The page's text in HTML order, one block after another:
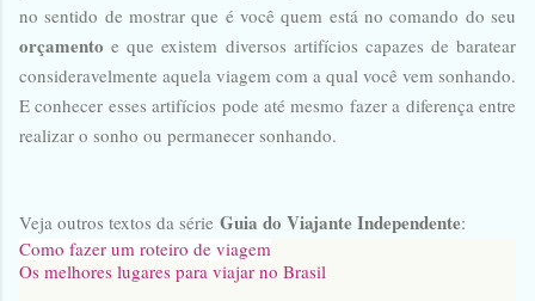
no sentido de mostrar que é você quem está no comando do seu
orçamento e que existem diversos artifícios capazes de baratear
consideravelmente aquela viagem com a qual você vem sonhando.
E conhecer esses artifícios pode até mesmo fazer a diferença entre
realizar o sonho ou permanecer sonhando.
Veja outros textos da série Guia do Viajante Independente:
Como fazer um roteiro de viagem
Os melhores lugares para viajar no Brasil